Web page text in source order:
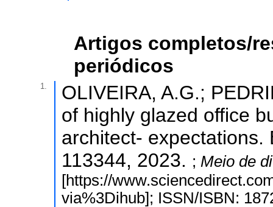
Artigos completos/
periódicos
1.
OLIVEIRA, A.G.;
of highly glazed office
architect- expectations.
113344, 2023. ; Meio de
[https://
via%3Dihub]; ISSN/ISBN: